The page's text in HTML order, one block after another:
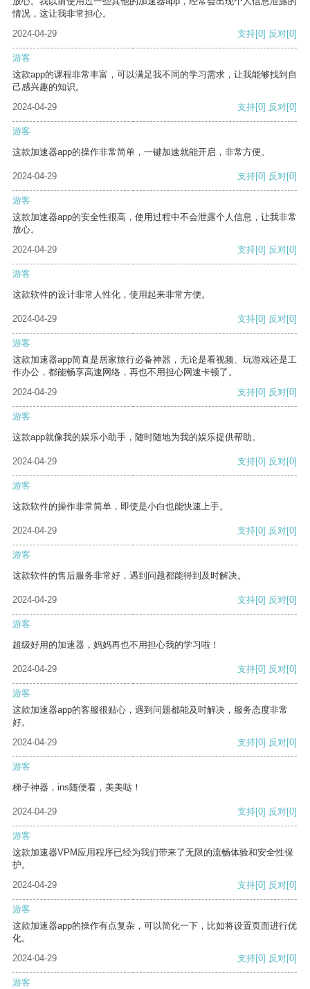
情况，这让我非常担心。
2024-04-29
支持[0] 反对[0]
游客
这款app的课程非常丰富，可以满足我不同的学习需求，让我能够找到自
己感兴趣的知识。
2024-04-29
支持[0] 反对[0]
游客
这款加速器app的操作非常简单，一键加速就能开启，非常方便。
2024-04-29 支持[0] 反对[0]
游客
这款加速器app的安全性很高，使用过程中不会泄露个人信息，让我非常
放心。
2024-04-29
支持[0] 反对[0]
游客
这款软件的设计非常人性化，使用起来非常方便。
2024-04-29 支持[0] 反对[0]
游客
这款加速器app简直是居家旅行必备神器，无论是看视频、玩游戏还是工
作办公，都能畅享高速网络，再也不用担心网速卡顿了。
2024-04-29
支持[0] 反对[0]
游客
这款app就像我的娱乐小助手，随时随地为我的娱乐提供帮助。
2024-04-29 支持[0] 反对[0]
游客
这款软件的操作非常简单，即使是小白也能快速上手。
2024-04-29 支持[0] 反对[0]
游客
这款软件的售后服务非常好，遇到问题都能得到及时解决。
2024-04-29 支持[0] 反对[0]
游客
超级好用的加速器，妈妈再也不用担心我的学习啦！
2024-04-29 支持[0] 反对[0]
游客
这款加速器app的客服很贴心，遇到问题都能及时解决，服务态度非常
好。
2024-04-29
支持[0] 反对[0]
游客
梯子神器，ins随便看，美美哒！
2024-04-29 支持[0] 反对[0]
游客
这款加速器VPM应用程序已经为我们带来了无限的流畅体验和安全性保
护。
2024-04-29
支持[0] 反对[0]
游客
这款加速器app的操作有点复杂，可以简化一下，比如将设置页面进行优
化。
2024-04-29
支持[0] 反对[0]
游客